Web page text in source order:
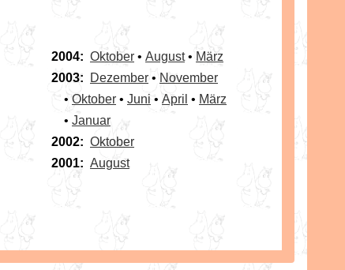
2004: Oktober • August• März
2003:
Dezember • November
•Oktober • Juni • April • März
• Januar
2002: Oktober
2001: August